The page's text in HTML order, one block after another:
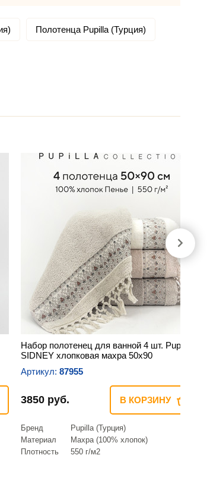
Полотенца Pupilla (Турция)
Набор полотенец для ванной 4 шт. Pupilla
SIDNEY хлопковая махра 50х90
Артикул: 87955
3850 руб. В КОРЗИНУ
Бренд
Pupilla (Турция)
Материал
Махра (100% хлопок)
Плотность
550 г/м2